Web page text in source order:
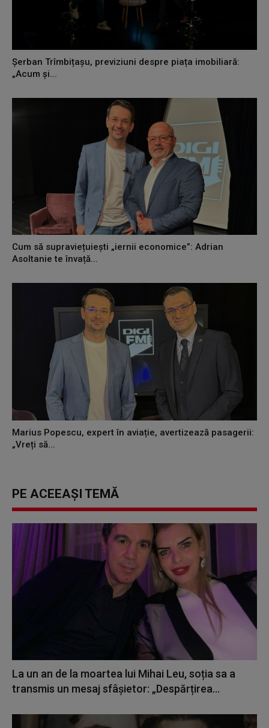
Șerban Trîmbițașu, previziuni despre piața imobiliară:
„Acum și...
Cum să supraviețuiești „iernii economice”: Adrian
Asoltanie te învață...
Marius Popescu, expert în aviație, avertizează pasagerii:
„Vreți să...
PE ACEEAȘI TEMĂ
La un an de la moartea lui Mihai Leu, soția sa a
transmis un mesaj sfâșietor: „Despărțirea...